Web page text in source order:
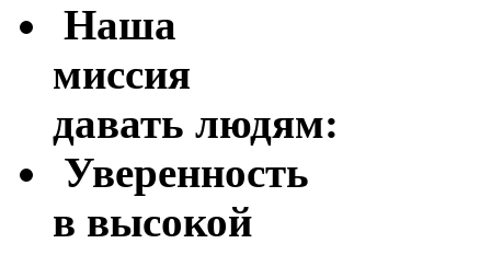
Наша
миссия
давать людям:
Уверенность
в высокой